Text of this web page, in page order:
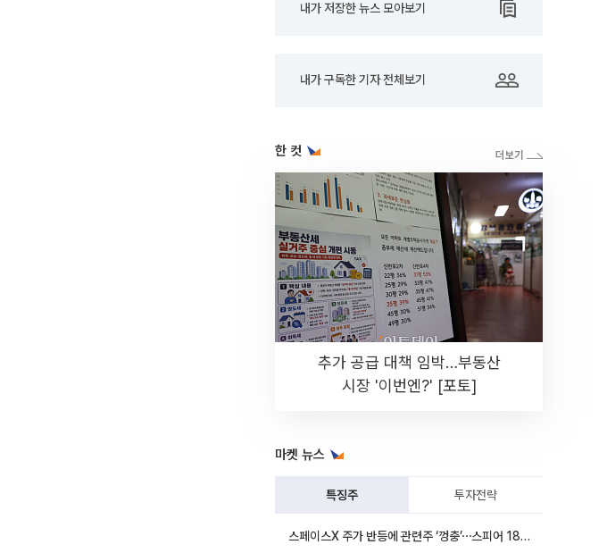
내가 저장한 뉴스 모아보기
내가 구독한 기자 전체보기
한 컷
추가 공급 대책 임박…부동산
시장 '이번엔?' [포토]
마켓 뉴스
특징주 투자전략
스페이스X 주가 반등에 관련주 ‘껑충’⋯스피어 18%ㆍ에이치브이엠 12%↑